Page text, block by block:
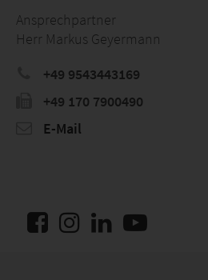
Ansprechpartner
Herr Markus Geyermann
+49 9543443169
+49 170 7900490
E-Mail